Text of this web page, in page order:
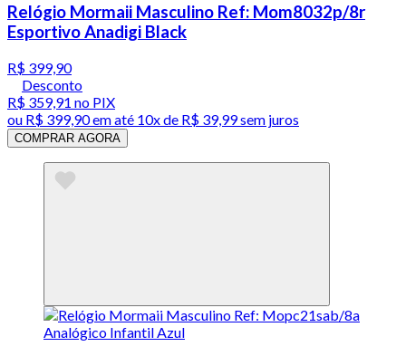
Relógio Mormaii Masculino Ref: Mom8032p/8r
Esportivo Anadigi Black
R$ 399,90
Desconto
R$ 359,91 no PIX
ou R$ 399,90em até 10x de R$ 39,99 sem juros
COMPRAR AGORA